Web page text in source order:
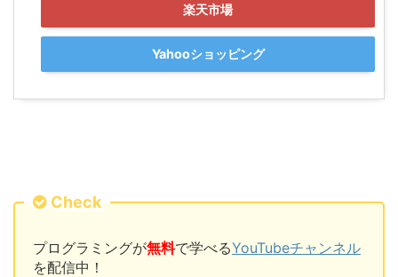
楽天市場
Yahooショッピング
Check
プログラミングが無料で学べるYouTubeチャンネル
を配信中！